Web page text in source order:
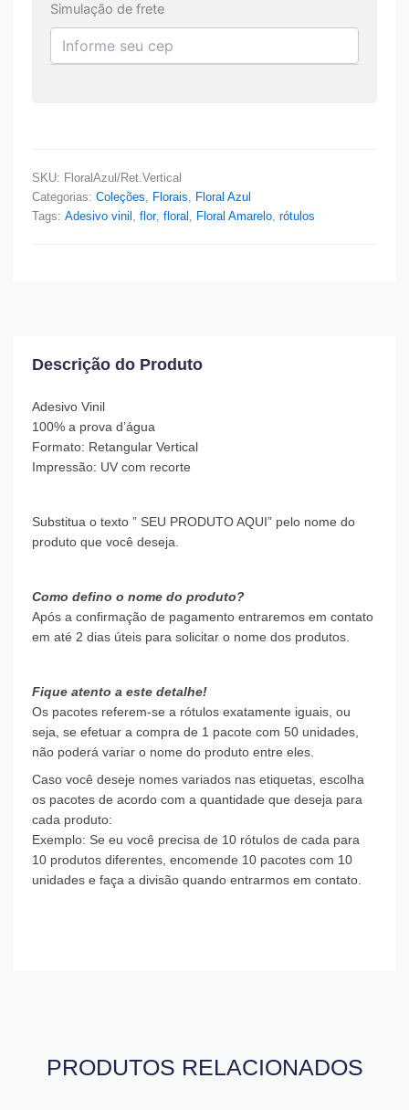
Simulação de frete
SKU: FloralAzul/Ret.Vertical
Categorias: Coleções Florais
Floral Azul
Tags: Adesivo vinil flor, floral Floral Amarelo rótulos
Descrição do Produto
Adesivo Vinil
100% a prova d’água
Formato: Retangular Vertical
Impressão: UV com recorte
Substitua o texto ” SEU PRODUTO AQUI” pelo nome do
produto que você deseja.
Como defino o nome do produto?
Após a confirmação de pagamento entraremos em contato
em até 2 dias úteis para solicitar o nome dos produtos.
Fique atento a este detalhe!
Os pacotes referem-se a rótulos exatamente iguais, ou
seja, se efetuar a compra de 1 pacote com 50 unidades,
não poderá variar o nome do produto entre eles.
Caso você deseje nomes variados nas etiquetas, escolha
os pacotes de acordo com a quantidade que deseja para
cada produto:
Exemplo: Se eu você precisa de 10 rótulos de cada para
10 produtos diferentes, encomende 10 pacotes com 10
unidades e faça a divisão quando entrarmos em contato.
PRODUTOS RELACIONADOS